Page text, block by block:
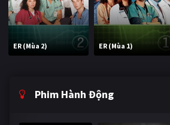
ER (Mùa 2) ER (Mùa 1)
Phim Hành Động